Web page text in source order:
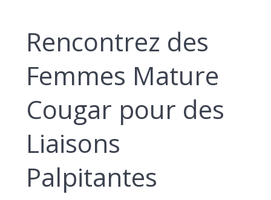
Rencontrez des
Femmes Mature
Cougar pour des
Liaisons
Palpitantes